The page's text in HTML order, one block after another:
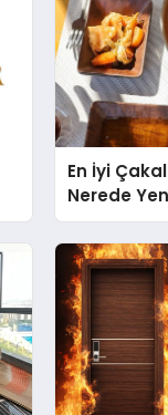
En İyi
Nerede
Rehberi